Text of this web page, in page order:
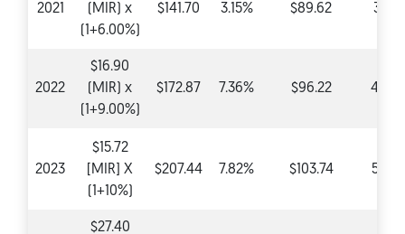
2021
(MIR) x
(1+6.00%)
$141.70 3.15% $89.62
2022
$16.90
(MIR) x
(1+9.00%)
$172.87 7.36% $96.22
2023
$15.72
[MIR] X
(1+10%)
$207.44 7.82% $103.74
$27.40